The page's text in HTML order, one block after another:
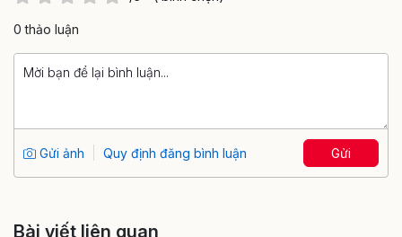
0 thảo luận
Gửi ảnh Quy định đăng bình luận Gửi
Bài viết liên quan